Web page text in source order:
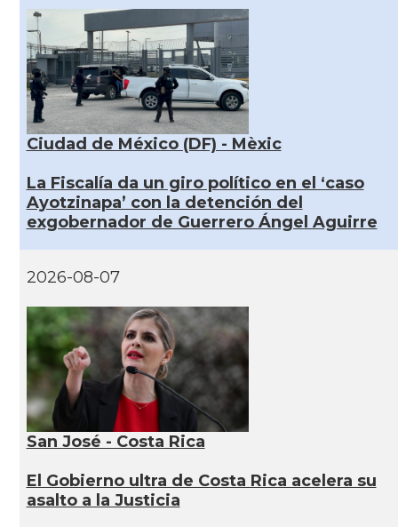
Ciudad de México (DF) - Mèxic
La Fiscalía da un giro político en el ‘caso
Ayotzinapa’ con la detención del
exgobernador de Guerrero Ángel Aguirre
2026-08-07
San José - Costa Rica
El Gobierno ultra de Costa Rica acelera su
asalto a la Justicia